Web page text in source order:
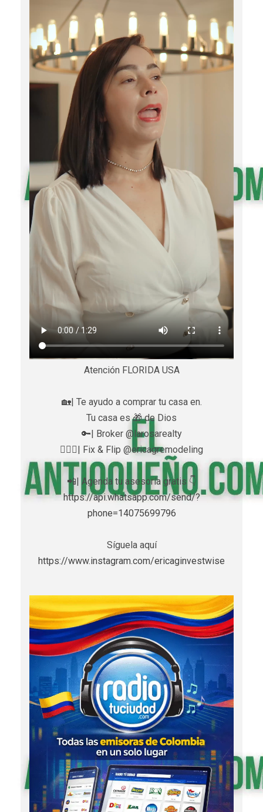
Atención FLORIDA USA
🏡| Te ayudo a comprar tu casa en.
Tu casa es 🎁 de Dios
🔑| Broker @larosarealty
👷🏼‍♀️| Fix & Flip @ericagremodeling
📲| Agenda tu asesoría gratis 👇
https://api.whatsapp.com/send/?
phone=14075699796
Síguela aquí
https://www.instagram.com/ericaginvestwise